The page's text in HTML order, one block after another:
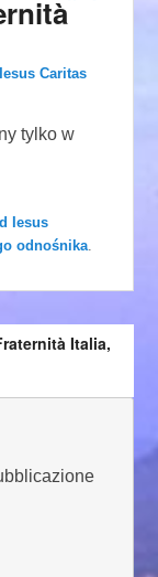
Caritas
tylko w
Iesus
odnośnika
Italia,